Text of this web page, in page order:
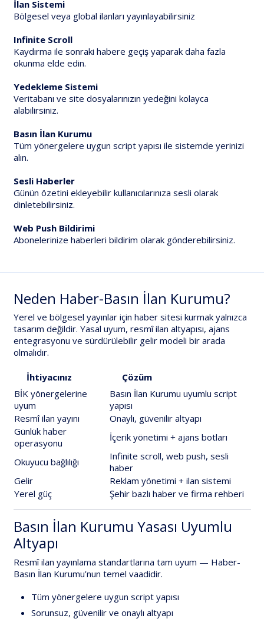
İlan Sistemi
Bölgesel veya global ilanları yayınlayabilirsiniz
Infinite Scroll
Kaydırma ile sonraki habere geçiş yaparak daha fazla
okunma elde edin.
Yedekleme Sistemi
Veritabanı ve site dosyalarınızın yedeğini kolayca
alabilirsiniz.
Basın İlan Kurumu
Tüm yönergelere uygun script yapısı ile sistemde yerinizi
alın.
Sesli Haberler
Günün özetini ekleyebilir kullanıcılarınıza sesli olarak
dinletebilirsiniz.
Web Push Bildirimi
Abonelerinize haberleri bildirim olarak gönderebilirsiniz.
Neden Haber-Basın İlan Kurumu?
Yerel ve bölgesel yayınlar için haber sitesi kurmak yalnızca
tasarım değildir. Yasal uyum, resmî ilan altyapısı, ajans
entegrasyonu ve sürdürülebilir gelir modeli bir arada
olmalıdır.
İhtiyacınız
Çözüm
BİK yönergelerine
uyum
Basın İlan Kurumu uyumlu script
yapısı
Resmî ilan yayını
Onaylı, güvenilir altyapı
Günlük haber
operasyonu
İçerik yönetimi + ajans botları
Okuyucu bağlılığı
Infinite scroll, web push, sesli
haber
Gelir
Reklam yönetimi + ilan sistemi
Yerel güç
Şehir bazlı haber ve firma rehberi
Basın İlan Kurumu Yasası Uyumlu
Altyapı
Resmî ilan yayınlama standartlarına tam uyum — Haber-
Basın İlan Kurumu’nun temel vaadidir.
Tüm yönergelere uygun script yapısı
Sorunsuz, güvenilir ve onaylı altyapı